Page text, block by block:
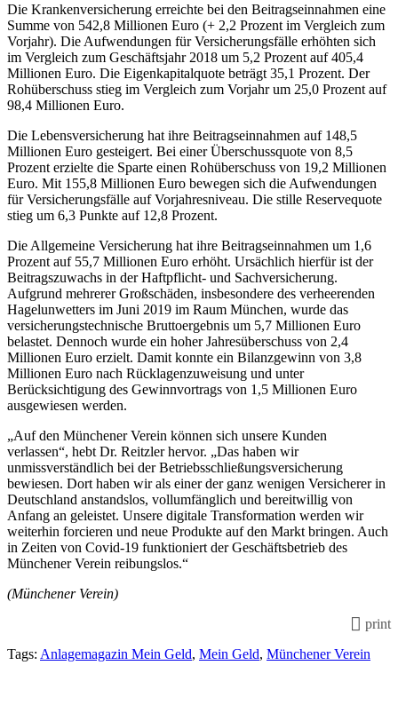
Die Krankenversicherung erreichte bei den Beitragseinnahmen eine
Summe von 542,8 Millionen Euro (+ 2,2 Prozent im Vergleich zum
Vorjahr). Die Aufwendungen für Versicherungsfälle erhöhten sich
im Vergleich zum Geschäftsjahr 2018 um 5,2 Prozent auf 405,4
Millionen Euro. Die Eigenkapitalquote beträgt 35,1 Prozent. Der
Rohüberschuss stieg im Vergleich zum Vorjahr um 25,0 Prozent auf
98,4 Millionen Euro.
Die Lebensversicherung hat ihre Beitragseinnahmen auf 148,5
Millionen Euro gesteigert. Bei einer Überschussquote von 8,5
Prozent erzielte die Sparte einen Rohüberschuss von 19,2 Millionen
Euro. Mit 155,8 Millionen Euro bewegen sich die Aufwendungen
für Versicherungsfälle auf Vorjahresniveau. Die stille Reservequote
stieg um 6,3 Punkte auf 12,8 Prozent.
Die Allgemeine Versicherung hat ihre Beitragseinnahmen um 1,6
Prozent auf 55,7 Millionen Euro erhöht. Ursächlich hierfür ist der
Beitragszuwachs in der Haftpflicht- und Sachversicherung.
Aufgrund mehrerer Großschäden, insbesondere des verheerenden
Hagelunwetters im Juni 2019 im Raum München, wurde das
versicherungstechnische Bruttoergebnis um 5,7 Millionen Euro
belastet. Dennoch wurde ein hoher Jahresüberschuss von 2,4
Millionen Euro erzielt. Damit konnte ein Bilanzgewinn von 3,8
Millionen Euro nach Rücklagenzuweisung und unter
Berücksichtigung des Gewinnvortrags von 1,5 Millionen Euro
ausgewiesen werden.
„Auf den Münchener Verein können sich unsere Kunden
verlassen“, hebt Dr. Reitzler hervor. „Das haben wir
unmissverständlich bei der Betriebsschließungsversicherung
bewiesen. Dort haben wir als einer der ganz wenigen Versicherer in
Deutschland anstandslos, vollumfänglich und bereitwillig von
Anfang an geleistet. Unsere digitale Transformation werden wir
weiterhin forcieren und neue Produkte auf den Markt bringen. Auch
in Zeiten von Covid-19 funktioniert der Geschäftsbetrieb des
Münchener Verein reibungslos.“
(Münchener Verein)
print
Tags: Anlagemagazin Mein Geld, Mein Geld, Münchener Verein